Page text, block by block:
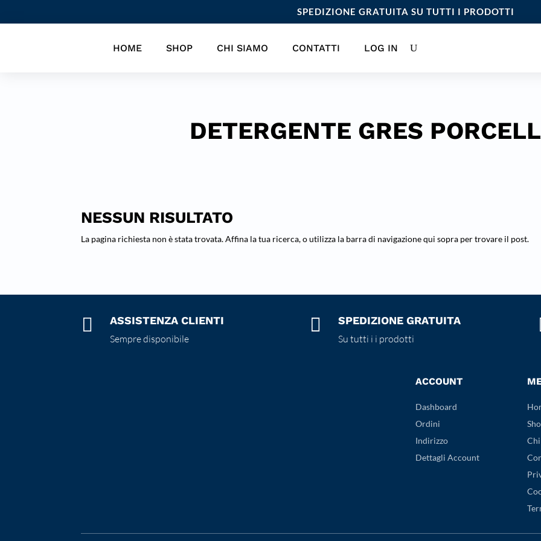
SPEDIZIONE GRATUITA SU TUTTI I PRODOTTI
HOME SHOP CHI SIAMO CONTATTI LOG IN
DETERGENTE GRES
NESSUN RISULTATO
La pagina richiesta non è stata trovata. Affina la tua ricerca, o utilizza la barra di navigazione qui sopra per trovare il post.
 ASSISTENZA CLIENTI
Sempre disponibile
 SPEDIZIONE GRATUITA
Su tutti i i prodotti
ACCOUNT
Dashboard
Ordini
Indirizzo
Dettagli Account